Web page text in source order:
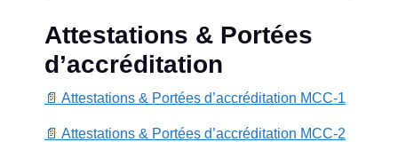
Attestations & Portées
d’accréditation
📄 Attestations & Portées d’accréditation MCC-1
📄 Attestations & Portées d’accréditation MCC-2